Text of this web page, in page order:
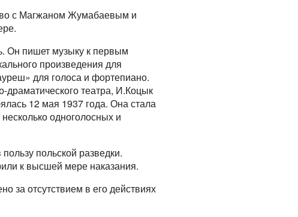
с Магжаном Жумабаевым и
Он пишет музыку к первым
произведения для
для голоса и фортепиано.
драматического театра, И.Коцык
12 мая 1937 года. Она стала
одноголосных и
польской разведки.
к высшей мере наказания.
за отсутствием в его действиях